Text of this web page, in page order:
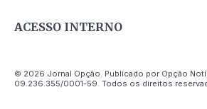
ACESSO INTERNO
© 2026 Jornal Opção. Publicado por Opção
09.236.355/0001-59. Todos os direitos